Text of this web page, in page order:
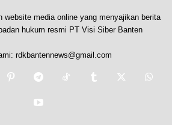
website media online yang menyajikan berita
hukum resmi PT Visi Siber Banten
rdkbantennews@gmail.com